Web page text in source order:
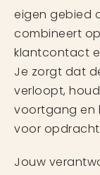
eigen gebied
combineert
klantcontact
Je zorgt dat
verloopt,
voortgang en
voor
Jouw